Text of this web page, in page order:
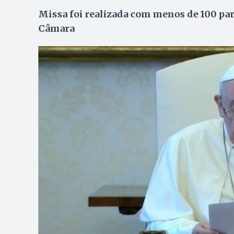
Missa foi realizada com menos de 100
Câmara